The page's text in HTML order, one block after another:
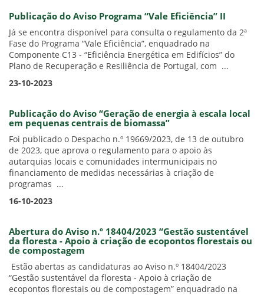
Publicação do Aviso Programa “Vale Eficiência” II
Já se encontra disponível para consulta o regulamento da 2ª
Fase do Programa “Vale Eficiência”, enquadrado na
Componente C13 - “Eficiência Energética em Edifícios” do
Plano de Recuperação e Resiliência de Portugal, com ...
23-10-2023
Publicação do Aviso “Geração de energia à escala local
em pequenas centrais de biomassa”
Foi publicado o Despacho n.º 19669/2023, de 13 de outubro
de 2023, que aprova o regulamento para o apoio às
autarquias locais e comunidades intermunicipais no
financiamento de medidas necessárias à criação de
programas ...
16-10-2023
Abertura do Aviso n.º 18404/2023 “Gestão sustentável
da floresta - Apoio à criação de ecopontos florestais ou
de compostagem
Estão abertas as candidaturas ao Aviso n.º 18404/2023
“Gestão sustentável da floresta - Apoio à criação de
ecopontos florestais ou de compostagem” enquadrado na